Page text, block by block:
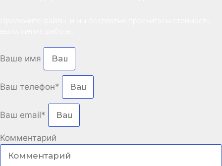
Ваше имя
Ваш телефон*
Ваш email*
Комментарий